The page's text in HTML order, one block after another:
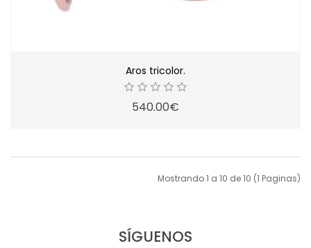
Aros tricolor.
540.00€
Mostrando 1 a 10 de 10 (1 Paginas)
SÍGUENOS